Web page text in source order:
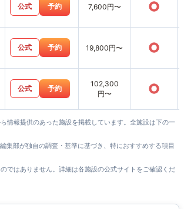
公式 予約 7,600円〜 ○
公式 予約 19,800円〜 ○
公式 予約
102,300
円〜
○
情報提供のあった施設を掲載しています。全施設は下の一
集部が独自の調査・基準に基づき、特におすすめする項目
ではありません。詳細は各施設の公式サイトをご確認くだ